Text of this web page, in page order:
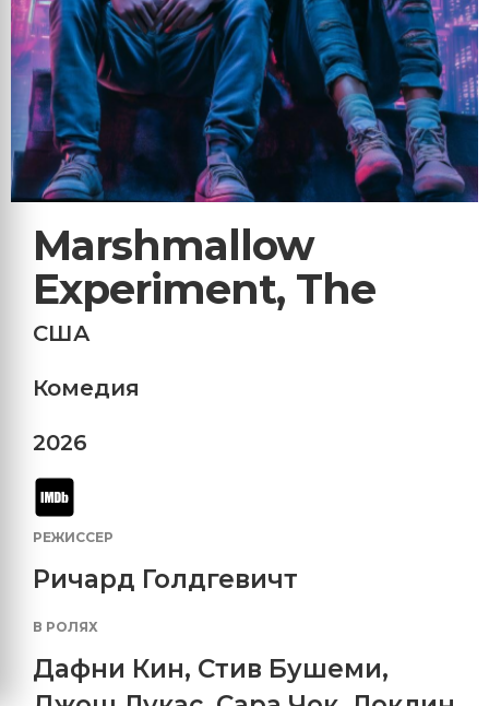
Marshmallow
Experiment, The
США
Комедия
2026
РЕЖИССЕР
Ричард Голдгевичт
В РОЛЯХ
Дафни Кин, Стив Бушеми,